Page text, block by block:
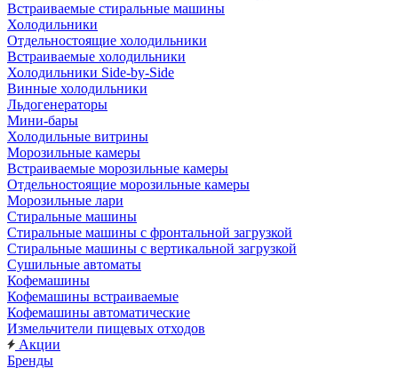
Встраиваемые стиральные машины
Холодильники
Отдельностоящие холодильники
Встраиваемые холодильники
Холодильники Side-by-Side
Винные холодильники
Льдогенераторы
Мини-бары
Холодильные витрины
Морозильные камеры
Встраиваемые морозильные камеры
Отдельностоящие морозильные камеры
Морозильные лари
Стиральные машины
Стиральные машины с фронтальной загрузкой
Стиральные машины с вертикальной загрузкой
Сушильные автоматы
Кофемашины
Кофемашины встраиваемые
Кофемашины автоматические
Измельчители пищевых отходов
Акции
Бренды